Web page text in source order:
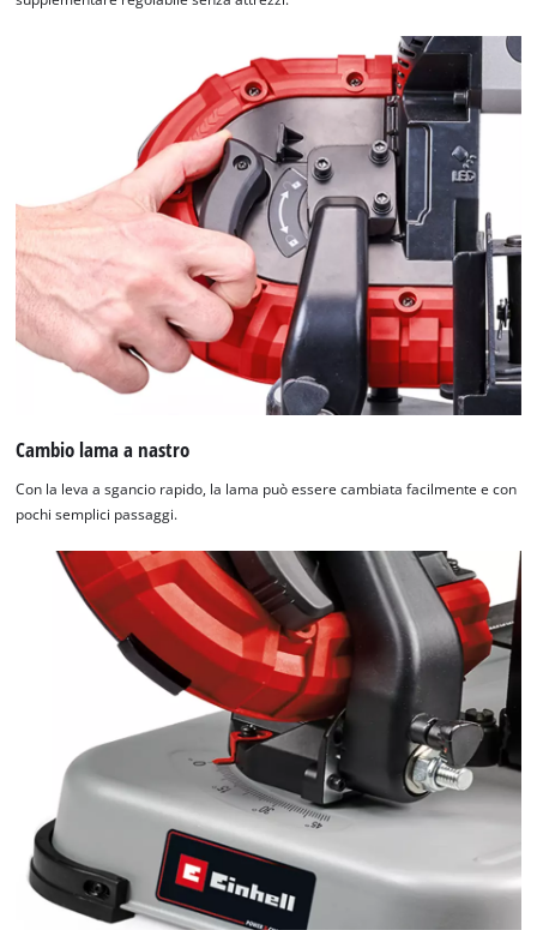
Cambio lama a nastro
Con la leva a sgancio rapido, la lama può essere cambiata facilmente e con
pochi semplici passaggi.